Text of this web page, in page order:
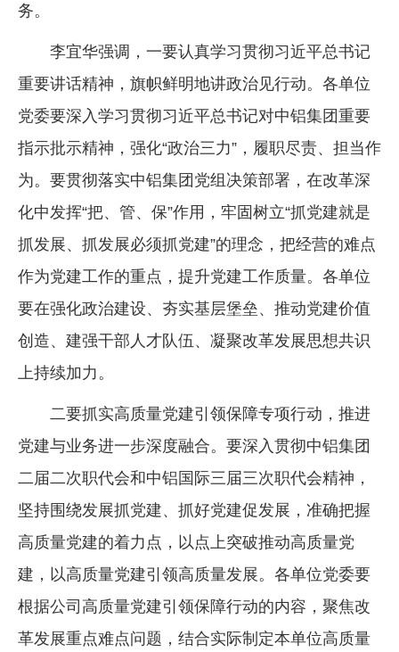
务。
李宜华强调，一要认真学习贯彻习近平总书记
重要讲话精神，旗帜鲜明地讲政治见行动。各单位
党委要深入学习贯彻习近平总书记对中铝集团重要
指示批示精神，强化“政治三力”，履职尽责、担当作
为。要贯彻落实中铝集团党组决策部署，在改革深
化中发挥“把、管、保”作用，牢固树立“抓党建就是
抓发展、抓发展必须抓党建”的理念，把经营的难点
作为党建工作的重点，提升党建工作质量。各单位
要在强化政治建设、夯实基层堡垒、推动党建价值
创造、建强干部人才队伍、凝聚改革发展思想共识
上持续加力。
二要抓实高质量党建引领保障专项行动，推进
党建与业务进一步深度融合。要深入贯彻中铝集团
二届二次职代会和中铝国际三届三次职代会精神，
坚持围绕发展抓党建、抓好党建促发展，准确把握
高质量党建的着力点，以点上突破推动高质量党
建，以高质量党建引领高质量发展。各单位党委要
根据公司高质量党建引领保障行动的内容，聚焦改
革发展重点难点问题，结合实际制定本单位高质量